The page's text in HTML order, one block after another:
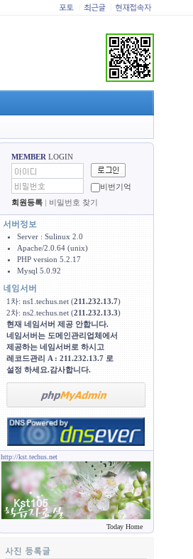
MEMBER LOGIN
비번기억
회원등록 | 비밀번호 찾기
Server : Sulinux 2.0
Apache/2.0.64 (unix)
PHP version 5.2.17
Mysql 5.0.92
1차: ns1.techus.net (211.232.13.7)
2차: ns2.techus.net (211.232.13.3)
현재 네임서버 제공 안합니다.
네임서버는 도메인관리업체에서
제공하는 네임서버로 하시고
레코드관리 A : 211.232.13.7 로
설정 하세요.감사합니다.
http://kst.techus.net
Today Home